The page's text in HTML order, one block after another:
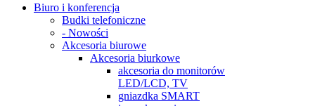
Biuro i konferencja
Budki telefoniczne
- Nowości
Akcesoria biurowe
Akcesoria biurkowe
akcesoria do monitorów
LED/LCD, TV
gniazdka SMART